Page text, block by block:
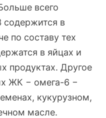
всего
в
по составу тех
в яйцах и
продуктах. Другое
ЖК − омега-6 −
кукурузном,
масле.